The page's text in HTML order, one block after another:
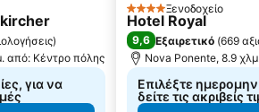
)
από: Κέντρο πόλης
για να
4 ΑστέριαΞενοδοχείο
Hotel Royal
9,6 Εξαιρετικό (669
Nova Ponente, 8.9
Επιλέξτε
δείτε τις ακριβείς